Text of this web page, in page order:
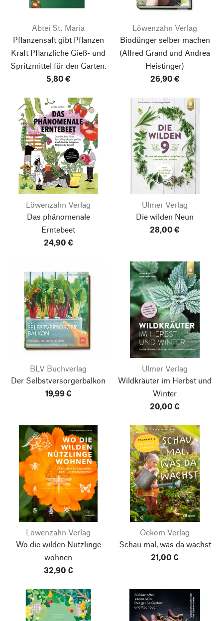
Abtei St. Maria
Pflanzensaft gibt Pflanzen
Kraft Pflanzliche Gieß- und
Spritzmittel für den Garten.
5,80 €
Löwenzahn Verlag
Biodünger selber machen
(Alfred Grand und Andrea
Heistinger)
26,90 €
Löwenzahn Verlag
Das phänomenale
Erntebeet
24,90 €
Ulmer Verlag
Die wilden Neun
28,00 €
BLV Buchverlag
Der Selbstversorgerbalkon
19,99 €
Ulmer Verlag
Wildkräuter im Herbst und
Winter
20,00 €
Löwenzahn Verlag
Wo die wilden Nützlinge
wohnen
32,90 €
Oekom Verlag
Schau mal, was da wächst
21,00 €